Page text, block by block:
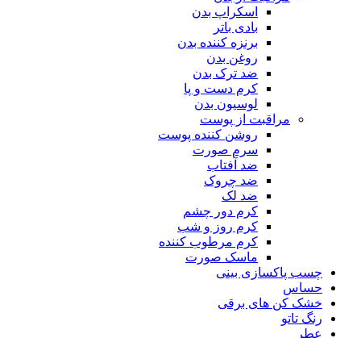
اسکراپ بدن
بادی باتر
برنزه کننده بدن
روغن بدن
ضد ترک بدن
کرم دست و پا
لوسیون بدن
مراقبت از پوست
روشن کننده پوست
سرم صورت
ضد آفتاب
ضد چروک
ضد لک
کرم دور چشم
کرم روز و شب
کرم مرطوب کننده
ماسک صورت
چسب پاکسازی بینی
حساس
خشک کن های برقی
رنگ تاتو
عطر